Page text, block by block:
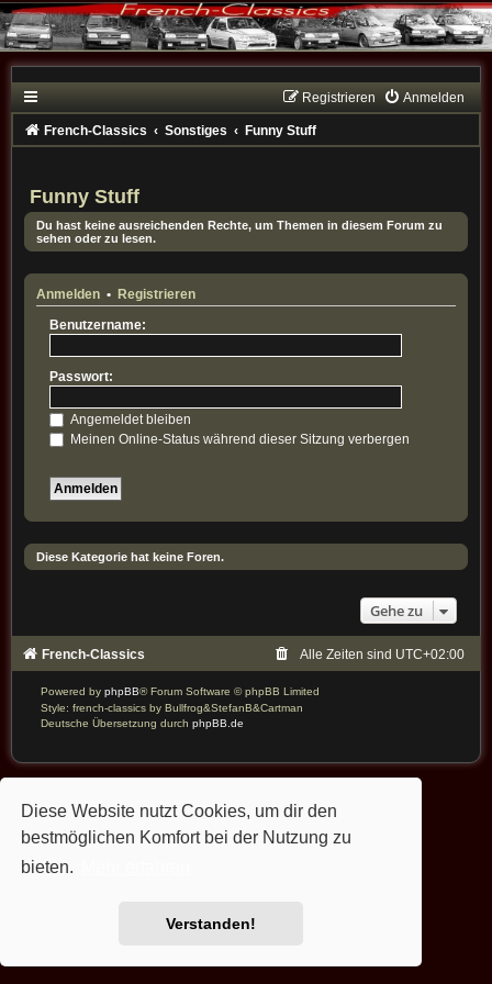
Diese Website nutzt Cookies, um dir den
bestmöglichen Komfort bei der Nutzung zu
bieten.
Verstanden!
Anmelden
Registrieren
French-Classics Sonstiges Funny Stuff
Funny Stuff
Du hast keine ausreichenden Rechte, um Themen in diesem Forum zu
sehen oder zu lesen.
Anmelden• Registrieren
Benutzername:
Passwort:
Angemeldet bleiben
Meinen Online-Status während dieser Sitzung verbergen
Diese Kategorie hat keine Foren.
Gehe zu
French-Classics Alle Zeiten sind UTC+02:00
Powered by phpBB® Forum Software © phpBB Limited
Style: french-classics by Bullfrog&StefanB&Cartman
Deutsche Übersetzung durch phpBB.de